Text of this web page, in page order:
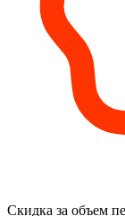
Скидка за объем